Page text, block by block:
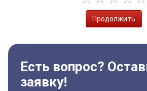
Продолжить
Есть вопрос?
заявку!